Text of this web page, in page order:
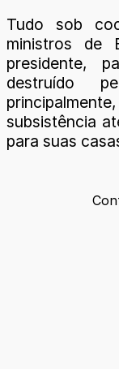
Tudo sob
ministros de
presidente,
destruído
subsistência
para suas